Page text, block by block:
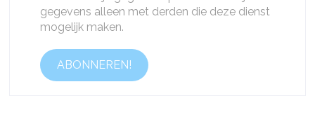
gegevens alleen met derden die deze dienst
mogelijk maken.